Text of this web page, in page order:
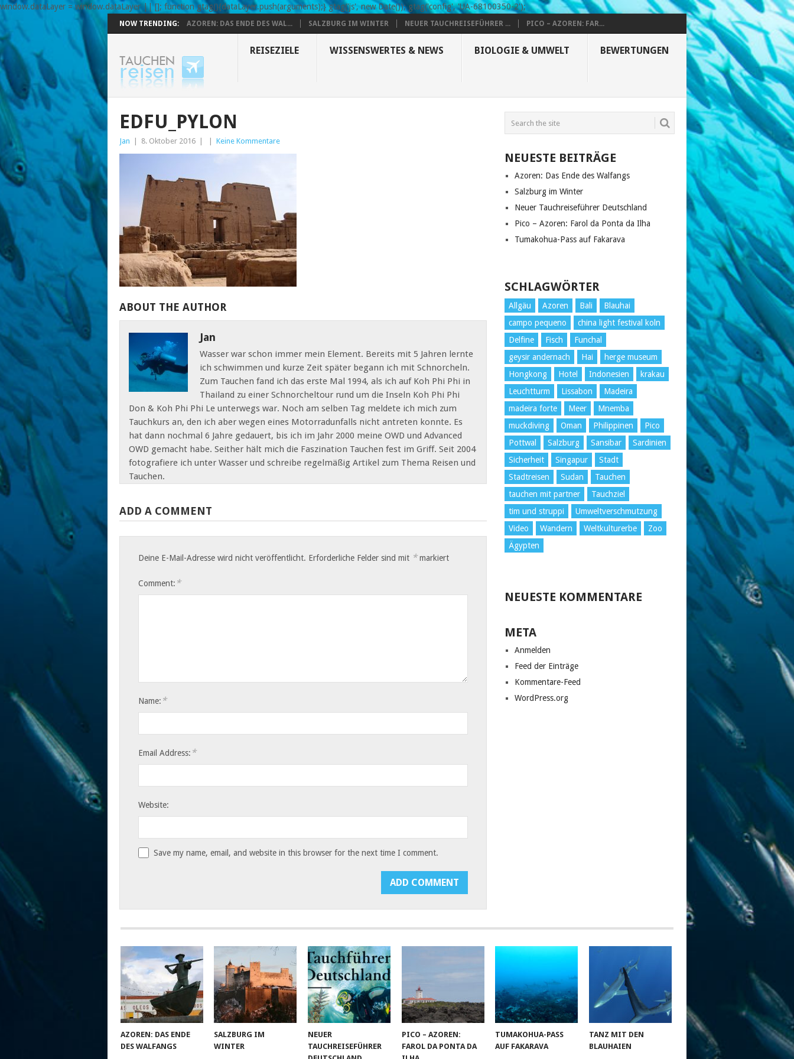
window.dataLayer = window.dataLayer || []; function gtag(){dataLayer.push(arguments);} gtag('js', new Date()); gtag('config', 'UA-68100350-2');
NOW TRENDING: AZOREN: DAS ENDE DES WAL... SALZBURG IM WINTER NEUER TAUCHREISEFÜHRER ... PICO – AZOREN: FAR...
REISEZIELE WISSENSWERTES & NEWS BIOLOGIE & UMWELT BEWERTUNGEN
EDFU_PYLON
Jan 8. Oktober 2016 Keine Kommentare
ABOUT THE AUTHOR
Jan
Wasser war schon immer mein Element. Bereits mit 5 Jahren lernte
ich schwimmen und kurze Zeit später begann ich mit Schnorcheln.
Zum Tauchen fand ich das erste Mal 1994, als ich auf Koh Phi Phi in
Thailand zu einer Schnorcheltour rund um die Inseln Koh Phi Phi
Don & Koh Phi Phi Le unterwegs war. Noch am selben Tag meldete ich mich zum
Tauchkurs an, den ich aber wegen eines Motorradunfalls nicht antreten konnte. Es
hat dann nochmal 6 Jahre gedauert, bis ich im Jahr 2000 meine OWD und Advanced
OWD gemacht habe. Seither hält mich die Faszination Tauchen fest im Griff. Seit 2004
fotografiere ich unter Wasser und schreibe regelmäßig Artikel zum Thema Reisen und
Tauchen.
ADD A COMMENT
Deine E-Mail-Adresse wird nicht veröffentlicht. Erforderliche Felder sind mit *markiert
Comment: *
Name: *
Email Address: *
Website:
Save my name, email, and website in this browser for the next time I comment.
NEUESTE BEITRÄGE
Azoren: Das Ende des Walfangs
Salzburg im Winter
Neuer Tauchreiseführer Deutschland
Pico – Azoren: Farol da Ponta da Ilha
Tumakohua-Pass auf Fakarava
SCHLAGWÖRTER
Allgäu Azoren Bali
Blauhai
campo pequeno
china light festival koln
Delfine
Fisch
Funchal
geysir andernach
Hai
herge museum
Hongkong
Hotel Indonesien
krakau
Leuchtturm
Lissabon
Madeira
madeira forte
Meer
Mnemba
muckdiving
Oman Philippinen
Pico
Pottwal
Salzburg Sansibar
Sardinien
Sicherheit
Singapur
Stadt
Stadtreisen
Sudan
Tauchen
tauchen mit partner
Tauchziel
tim und struppi
Umweltverschmutzung
Video
Wandern Weltkulturerbe
Zoo
Ägypten
NEUESTE KOMMENTARE
META
Anmelden
Feed der Einträge
Kommentare-Feed
WordPress.org
AZOREN: DAS ENDE
DES WALFANGS
SALZBURG IM
WINTER
NEUER
TAUCHREISEFÜHRER
PICO – AZOREN:
FAROL DA PONTA DA
TUMAKOHUA-PASS
AUF FAKARAVA
TANZ MIT DEN
BLAUHAIEN